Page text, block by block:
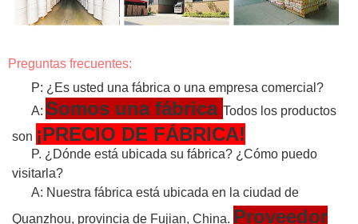
Preguntas frecuentes:
P: ¿Es usted una fábrica o una empresa comercial?
A: Somos una fábrica Todos los productos
son ¡PRECIO DE FÁBRICA!
P. ¿Dónde está ubicada su fábrica? ¿Cómo puedo
visitarla?
A: Nuestra fábrica está ubicada en la ciudad de
Quanzhou, provincia de Fujian, China. Proveedor